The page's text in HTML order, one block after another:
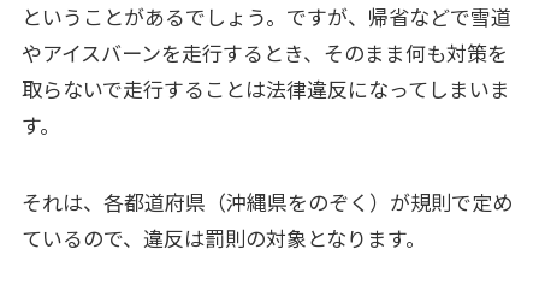
ということがあるでしょう。ですが、帰省などで雪道
やアイスバーンを走行するとき、そのまま何も対策を
取らないで走行することは法律違反になってしまいま
す。
それは、各都道府県（沖縄県をのぞく）が規則で定め
ているので、違反は罰則の対象となります。